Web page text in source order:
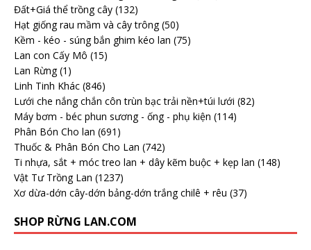
Đất+Giá thể trồng cây (132)
Hạt giống rau mầm và cây trông (50)
Kềm - kéo - súng bắn ghim kéo lan (75)
Lan con Cấy Mô (15)
Lan Rừng (1)
Linh Tinh Khác (846)
Lưới che nắng chắn côn trùn bạc trải nền+túi lưới (82)
Máy bơm - béc phun sương - ống - phụ kiện (114)
Phân Bón Cho lan (691)
Thuốc & Phân Bón Cho Lan (742)
Ti nhựa, sắt + móc treo lan + dây kẽm buộc + kẹp lan (148)
Vật Tư Trồng Lan (1237)
Xơ dừa-dớn cây-dớn bảng-dớn trắng chilê + rêu (37)
SHOP RỪNG LAN.COM